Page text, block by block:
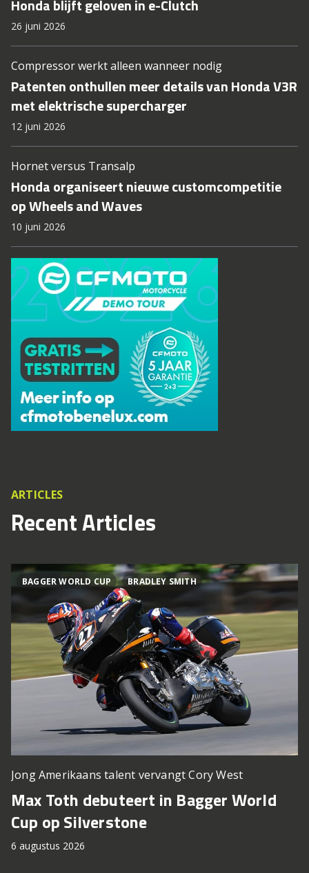
Honda blijft geloven in e-Clutch
26 juni 2026
Compressor werkt alleen wanneer nodig
Patenten onthullen meer details van Honda V3R
met elektrische supercharger
12 juni 2026
Hornet versus Transalp
Honda organiseert nieuwe customcompetitie
op Wheels and Waves
10 juni 2026
ARTICLES
Recent Articles
BAGGER WORLD CUP BRADLEY SMITH
Jong Amerikaans talent vervangt Cory West
Max Toth debuteert in Bagger World
Cup op Silverstone
6 augustus 2026